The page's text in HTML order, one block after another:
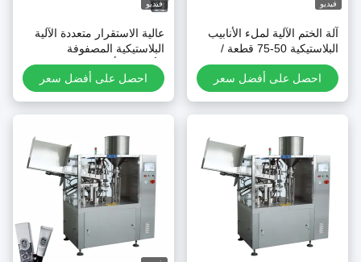
الختم الآلية لملء الأنابيب
البلاستيكية 50-75 قطعة /
شاشة لمسة
احصل على أفضل سعر
عالية الاستقرار متعددة الآلية
البلاستيكية المصفوفة
الألومنيوم أنبوب ملء وتختم
آلة للبيعاحصل على أفضل سعر